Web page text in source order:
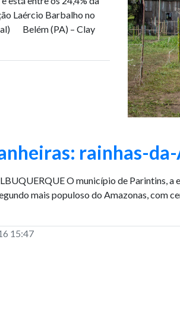
Laércio Barbalho no
Belém (PA) – Clay
rainhas-
O município de Parintins, a
mais populoso do Amazonas, com
15:47